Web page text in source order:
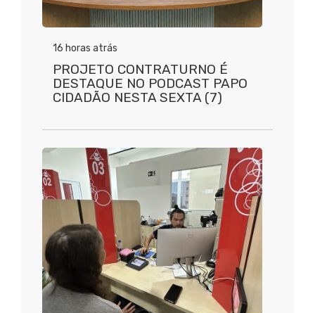
16 horas atrás
PROJETO CONTRATURNO É
DESTAQUE NO PODCAST PAPO
CIDADÃO NESTA SEXTA (7)